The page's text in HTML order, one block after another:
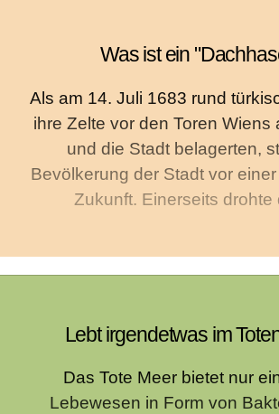
Was ist ein
Als am 14. Juli 1683 rund
ihre Zelte vor den Toren Wiens
und die Stadt belagerten,
Bevölkerung der Stadt vor
Zukunft. Einerseits drohte
Lebt irgendetwas im
Das Tote Meer bietet nur
Lebewesen in Form von